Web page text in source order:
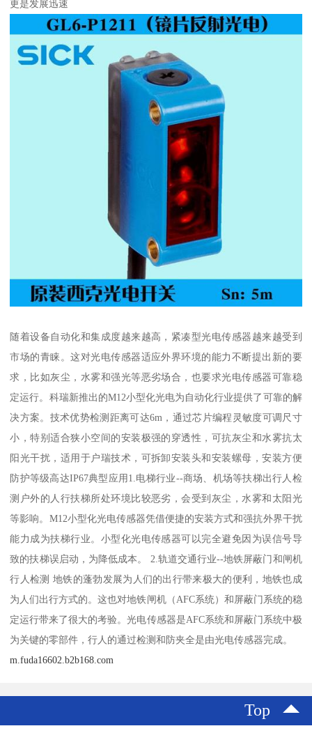
更是发展迅速
随着设备自动化和集成度越来越高，紧凑型光电传感器越来越受到
市场的青睐。这对光电传感器适应外界环境的能力不断提出新的要
求，比如灰尘，水雾和强光等恶劣场合，也要求光电传感器可靠稳
定运行。科瑞新推出的M12小型化光电为自动化行业提供了可靠的解
决方案。技术优势检测距离可达6m，通过芯片编程灵敏度可调尺寸
小，特别适合狭小空间的安装极强的穿透性，可抗灰尘和水雾抗太
阳光干扰，适用于户瑞技术，可拆卸安装头和安装螺母，安装方便
防护等级高达IP67典型应用1.电梯行业--商场、机场等扶梯出行人检
测户外的人行扶梯所处环境比较恶劣，会受到灰尘，水雾和太阳光
等影响。M12小型化光电传感器凭借便捷的安装方式和强抗外界干扰
能力成为扶梯行业。小型化光电传感器可以完全避免因为误信号导
致的扶梯误启动，为降低成本。 2.轨道交通行业--地铁屏蔽门和闸机
行人检测 地铁的蓬勃发展为人们的出行带来极大的便利，地铁也成
为人们出行方式的。这也对地铁闸机（AFC系统）和屏蔽门系统的稳
定运行带来了很大的考验。光电传感器是AFC系统和屏蔽门系统中极
为关键的零部件，行人的通过检测和防夹全是由光电传感器完成。
m.fuda16602.b2b168.com
Top